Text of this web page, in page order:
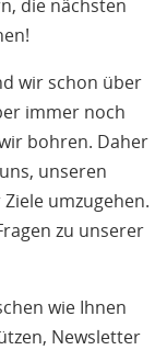
die nächsten
wir schon über
immer noch
bohren. Daher
unseren
umzugehen.
zu unserer
wie Ihnen
Newsletter